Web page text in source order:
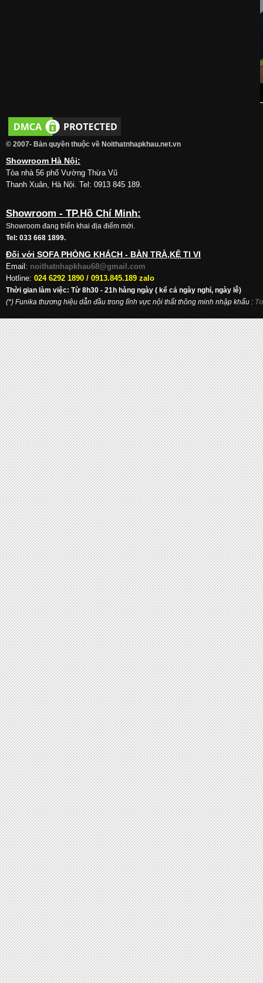
© 2007- Bản quyền thuộc về Noithatnhapkhau.net.vn
Showroom Hà Nội:
Tòa nhà 56 phố Vường Thừa Vũ
Thanh Xuân, Hà Nội. Tel: 0913 845 189.
Showroom - TP.Hồ Chí Minh:
Showroom đang triển khai địa điểm mới.
Tel: 033 668 1899.
Đối với SOFA PHÒNG KHÁCH - BÀN TRÀ,KỆ TI VI
Email: noithatnhapkhau68@gmail.com
Hotline: 024 6292 1890 / 0913.845.189 zalo
Thời gian làm việc: Từ 8h30 - 21h hàng ngày ( kể cả ngày nghỉ, ngày lễ)
(*) Funika thương hiệu dẫn đầu trong lĩnh vực nội thất thông minh nhập khẩu :